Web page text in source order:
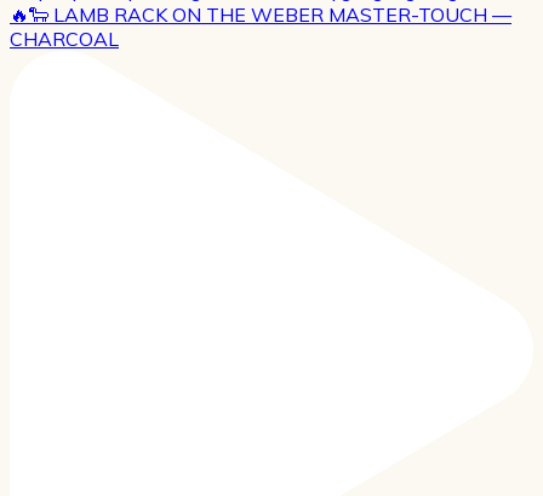
🔥🐑 LAMB RACK ON THE WEBER MASTER-TOUCH —
CHARCOAL